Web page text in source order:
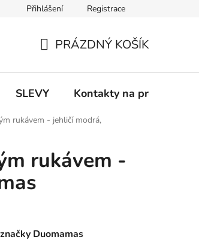
k on-line platbám Odstoupení od
Přihlášení Registrace
KOŠÍK
PRÁZDNÝ KOŠÍK
SLEVY Kontakty na prodejny
rukávem - jehličí modrá,
rukávem -
Duomamas